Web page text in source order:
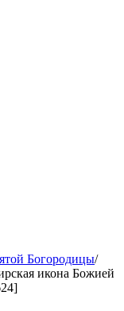
Богородицы/
икона Божией